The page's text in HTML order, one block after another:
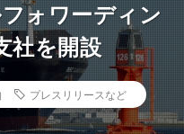
ォワーディン
社を開設
プレスリリースなど